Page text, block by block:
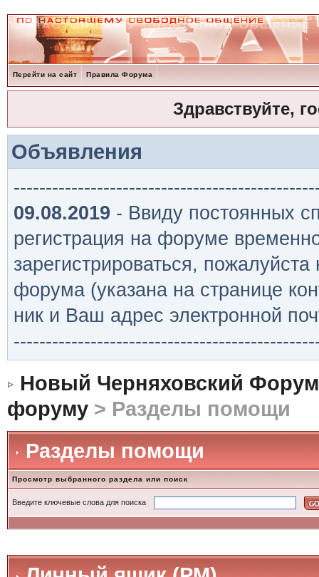
Перейти на сайт Правила Форума
Здравствуйте,
Объявления
09.08.2019 - Ввиду постоянных
регистрация на форуме
зарегистрироваться,
форума (указана на странице
ник и Ваш адрес электронной
Новый Черняховский Форум
форуму> Разделы помощи
Разделы помощи
Просмотр выбранного раздела или поиск
Введите ключевые слова для поиска